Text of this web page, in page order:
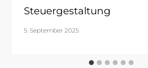
Steuergestaltung
5. September 2025